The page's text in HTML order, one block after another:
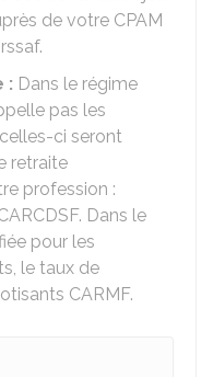
de votre CPAM
: Dans le régime
pas les
ci seront
retraite
profession :
Dans le
pour les
le taux de
CARMF.